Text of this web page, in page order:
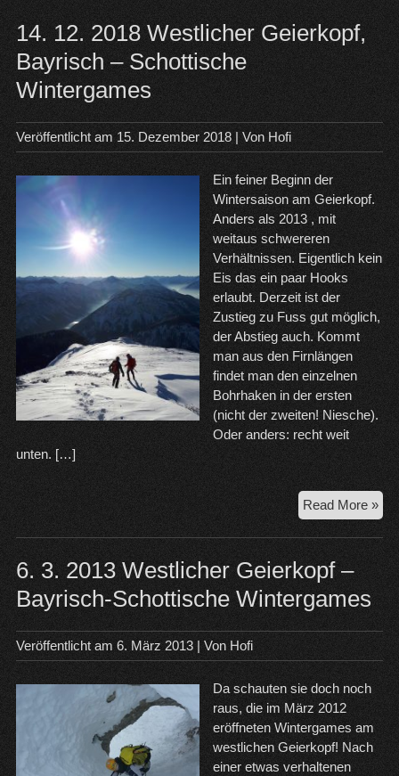
14. 12. 2018 Westlicher Geierkopf,
Bayrisch – Schottische
Wintergames
Veröffentlicht am 15. Dezember 2018| Von Hofi
Ein feiner Beginn der
Wintersaison am Geierkopf.
Anders als 2013 , mit
weitaus schwereren
Verhältnissen. Eigentlich kein
Eis das ein paar Hooks
erlaubt. Derzeit ist der
Zustieg zu Fuss gut möglich,
der Abstieg auch. Kommt
man aus den Firnlängen
findet man den einzelnen
Bohrhaken in der ersten
(nicht der zweiten! Niesche).
Oder anders: recht weit
unten. […]
Read More »14.
12.
6. 3. 2013 Westlicher Geierkopf –
Bayrisch-Schottische Wintergames
Veröffentlicht am 6. März 2013| Von Hofi
Da schauten sie doch noch
raus, die im März 2012
eröffneten Wintergames am
westlichen Geierkopf! Nach
einer etwas verhaltenen